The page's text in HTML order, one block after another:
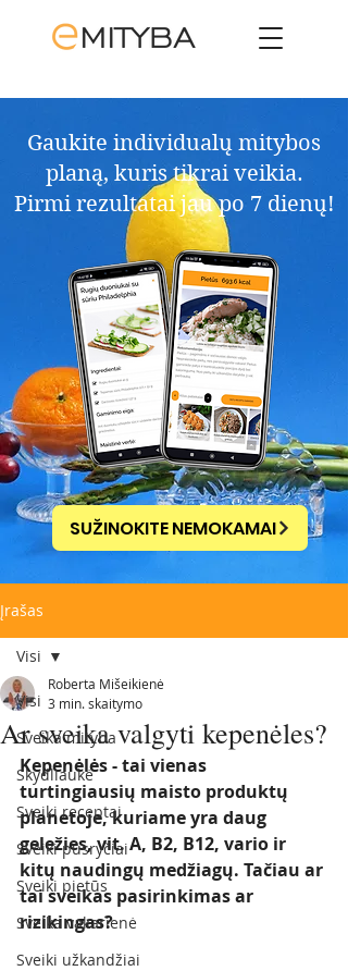
Gaukite individualų mitybos
planą, kuris tikrai veikia.​
Pirmi rezultatai jau po 7 dienų!
SUŽINOKITE NEMOKAMAI
Įrašas
Visi
Sveika mityba
Skydliaukė
Sveiki receptai
Sveiki pusryčiai
Sveiki pietūs
Sveika vakarienė
Sveiki užkandžiai
Visi
Ar sveika valgyti kepenėles?
Roberta Mišeikienė
3 min. skaitymo
Kepenėlės - tai vienas
turtingiausių maisto produktų
planetoje, kuriame yra daug
geležies, vit. A, B2, B12, vario ir
kitų naudingų medžiagų. Tačiau ar
tai sveikas pasirinkimas ar
rizikingas?